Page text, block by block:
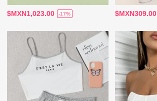
$MXN1,023.00 -17% $MXN309.00